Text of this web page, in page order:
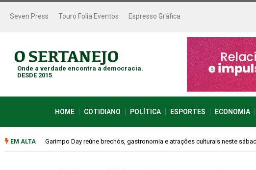
Seven Press Touro Folia Eventos Espresso Gráfica
Onde a verdade encontra a democracia.
DESDE 2015
HOME COTIDIANO POLÍTICA ESPORTES ECONOMIA
EM ALTA Bugonia transforma paranoia e conspiração em um suspense imprevisível